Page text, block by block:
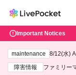
Important Notices
maintenance
8/12(水)
障害情報
ファミリー